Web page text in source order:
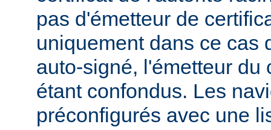
pas d'émetteur de
uniquement dans ce cas
auto-signé, l'émetteur du
étant confondus. Les
préconfigurés avec une